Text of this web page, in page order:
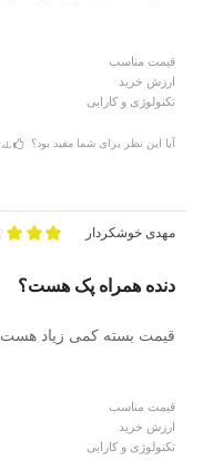
قیمت مناسب
ارزش خرید
تکنولوژی و کارایی
آیا این نظر برای شما مفید بود؟ بله
مهدی خوشکردار
دنده همراه پک هست؟
قیمت بسته کمی زیاد هست
قیمت مناسب
ارزش خرید
تکنولوژی و کارایی